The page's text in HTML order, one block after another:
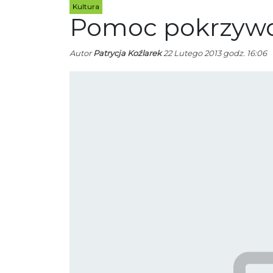
Kultura
Pomoc
AutorPatrycja Koźlarek22 Lutego 2013 godz. 16:06